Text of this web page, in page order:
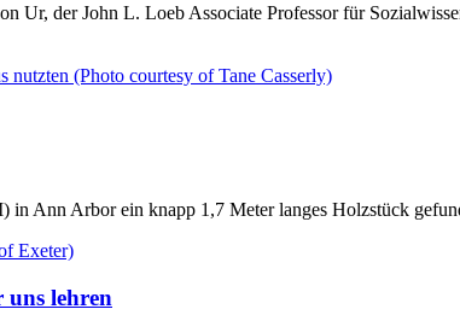
der John L. Loeb Associate Professor für
Ann Arbor ein knapp 1,7 Meter langes Holzstück
uns lehren